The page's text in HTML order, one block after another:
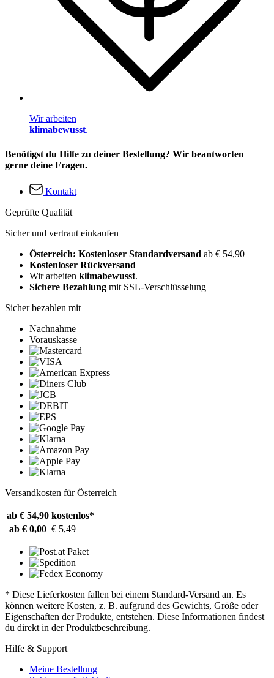
Wir arbeiten
klimabewusst.
Benötigst du Hilfe zu deiner Bestellung? Wir beantworten
gerne deine Fragen.
Kontakt
Geprüfte Qualität
Sicher und vertraut einkaufen
Österreich: Kostenloser Standardversand ab € 54,90
Kostenloser Rückversand
Wir arbeiten klimabewusst.
Sichere Bezahlung mit SSL-Verschlüsselung
Sicher bezahlen mit
Nachnahme
Vorauskasse
Versandkosten für Österreich
ab € 54,90 kostenlos*
ab € 0,00 € 5,49
* Diese Lieferkosten fallen bei einem Standard-Versand an. Es
können weitere Kosten, z. B. aufgrund des Gewichts, Größe oder
Eigenschaften der Produkte, entstehen. Diese Informationen findest
du direkt in der Produktbeschreibung.
Hilfe & Support
Meine Bestellung